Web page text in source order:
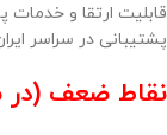
قابلیت ارتقا و خدمات
پشتیبانی در سراسر
نقاط ضعف (در